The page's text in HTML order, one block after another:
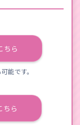
ちら
能です。
ちら